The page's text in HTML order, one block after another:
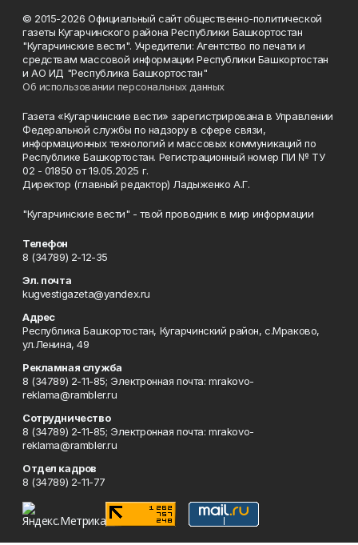
© 2015-2026 Официальный сайт общественно-политической
газеты Кугарчинского района Республики Башкортостан
"Кугарчинские вести". Учредители: Агентство по печати и
средствам массовой информации Республики Башкортостан
и АО ИД "Республика Башкортостан"
Об использовании персональных данных
Газета «Кугарчинские вести» зарегистрирована в Управлении
Федеральной службы по надзору в сфере связи,
информационных технологий и массовых коммуникаций по
Республике Башкортостан. Регистрационный номер ПИ № ТУ
02 - 01850 от 19.05.2025 г.
Директор (главный редактор) Ладыженко А.Г.
"Кугарчинские вести" - твой проводник в мир информации
Телефон
8 (34789) 2-12-35
Эл. почта
kugvestigazeta@yandex.ru
Адрес
Республика Башкортостан, Кугарчинский район, с.Мраково,
ул.Ленина, 49
Рекламная служба
8 (34789) 2-11-85; Электронная почта: mrakovo-
reklama@rambler.ru
Сотрудничество
8 (34789) 2-11-85; Электронная почта: mrakovo-
reklama@rambler.ru
Отдел кадров
8 (34789) 2-11-77